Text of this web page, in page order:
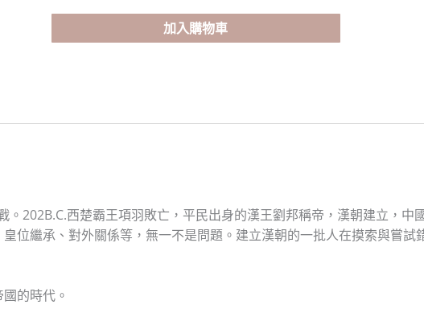
第
華
帝
國
建
立
加入購物車
202B.C.西楚霸王項羽敗亡，平民出身的漢王劉邦稱帝，漢朝建立，中
位繼承、對外關係等，無一不是問題。建立漢朝的一批人在摸索與嘗試
的時代。